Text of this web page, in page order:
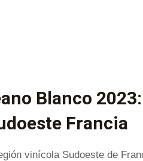
Blanco
Francia
vinícola Sudoeste de